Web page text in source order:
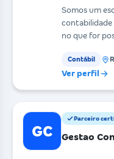
Somos um
contabilidade
no que for
Contábil
Ver perfil
GC
Parceiro
Gestao